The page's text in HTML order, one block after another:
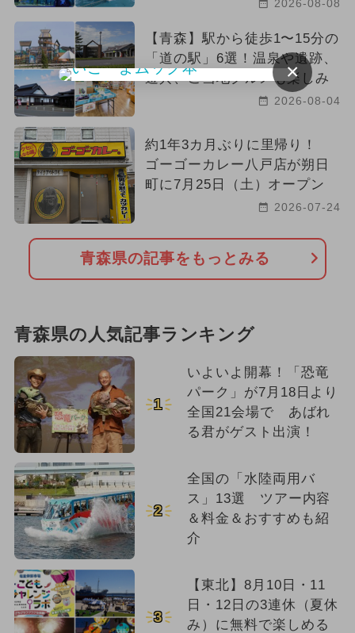
2026-08-08
【青森】駅から徒歩1〜15分の
「道の駅」6選！温泉や遺跡、
遊具、ご当地グルメも楽しみ
2026-08-04
約1年3カ月ぶりに里帰り！
ゴーゴーカレー八戸店が朔日
町に7月25日（土）オープン
2026-07-24
青森県の記事をもっとみる
青森県の人気記事ランキング
1
いよいよ開幕！「恐竜
パーク」が7月18日より
全国21会場で あばれ
る君がゲスト出演！
2
全国の「水陸両用バ
ス」13選 ツアー内容
＆料金＆おすすめも紹
介
3
【東北】8月10日・11
日・12日の3連休（夏休
み）に無料で楽しめる
×